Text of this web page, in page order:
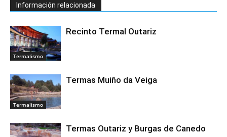
Información relacionada
Termalismo
Recinto Termal Outariz
Termalismo
Termas Muiño da Veiga
Termas Outariz y Burgas de Canedo